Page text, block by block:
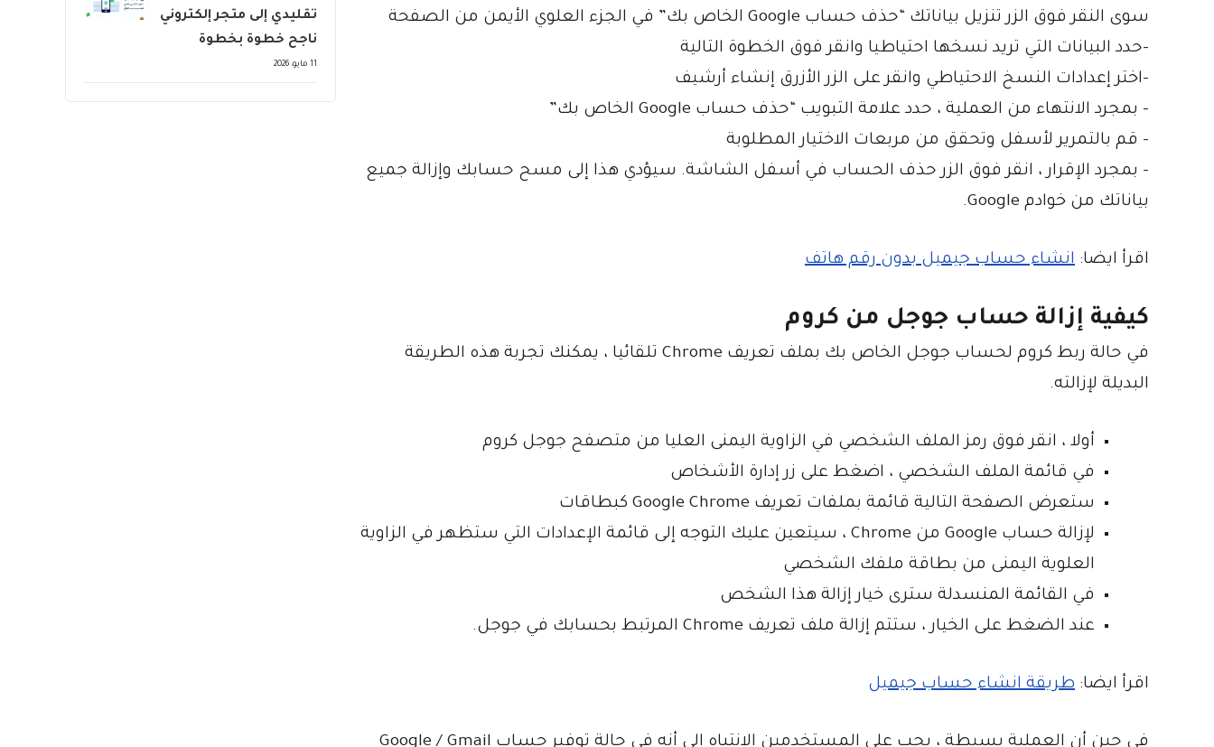
سوى النقر فوق الزر تنزيل بياناتك “حذف حساب Google الخاص بك” في الجزء العلوي الأيمن من الصفحة
-حدد البيانات التي تريد نسخها احتياطيا وانقر فوق الخطوة التالية
-اختر إعدادات النسخ الاحتياطي وانقر على الزر الأزرق إنشاء أرشيف
– بمجرد الانتهاء من العملية ، حدد علامة التبويب “حذف حساب Google الخاص بك”
– قم بالتمرير لأسفل وتحقق من مربعات الاختيار المطلوبة
– بمجرد الإقرار ، انقر فوق الزر حذف الحساب في أسفل الشاشة. سيؤدي هذا إلى مسح حسابك وإزالة جميع
بياناتك من خوادم Google.
اقرأ ايضا: انشاء حساب جيميل بدون رقم هاتف
كيفية إزالة حساب جوجل من كروم
في حالة ربط كروم لحساب جوجل الخاص بك بملف تعريف Chrome تلقائيا ، يمكنك تجربة هذه الطريقة
البديلة لإزالته.
أولا ، انقر فوق رمز الملف الشخصي في الزاوية اليمنى العليا من متصفح جوجل كروم
في قائمة الملف الشخصي ، اضغط على زر إدارة الأشخاص
ستعرض الصفحة التالية قائمة بملفات تعريف Google Chrome كبطاقات
لإزالة حساب Google من Chrome ، سيتعين عليك التوجه إلى قائمة الإعدادات التي ستظهر في الزاوية
العلوية اليمنى من بطاقة ملفك الشخصي
في القائمة المنسدلة سترى خيار إزالة هذا الشخص
عند الضغط على الخيار ، ستتم إزالة ملف تعريف Chrome المرتبط بحسابك في جوجل.
اقرأ ايضا: طريقة انشاء حساب جيميل
في حين أن العملية بسيطة ، يجب على المستخدمين الانتباه إلى أنه في حالة توفير حساب Google / Gmail
تقليدي إلى متجر إلكتروني
ناجح خطوة بخطوة
11 مايو، 2026